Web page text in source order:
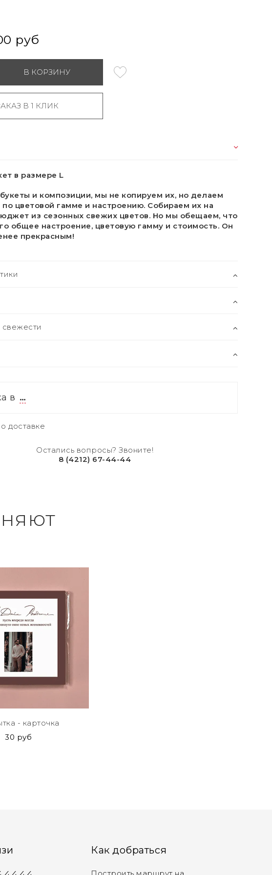
руб
В КОРЗИНУ
В 1 КЛИК
в размере L
и композиции, мы не копируем их, но делаем
цветовой гамме и настроению. Собираем их на
из сезонных свежих цветов. Но мы обещаем, что
общее настроение, цветовую гамму и стоимость. Он
прекрасным!
свежести
в …
доставке
Остались вопросы? Звоните!
8 (4212) 67-44-44
- карточка
30 руб
Как добраться
Построить маршрут на